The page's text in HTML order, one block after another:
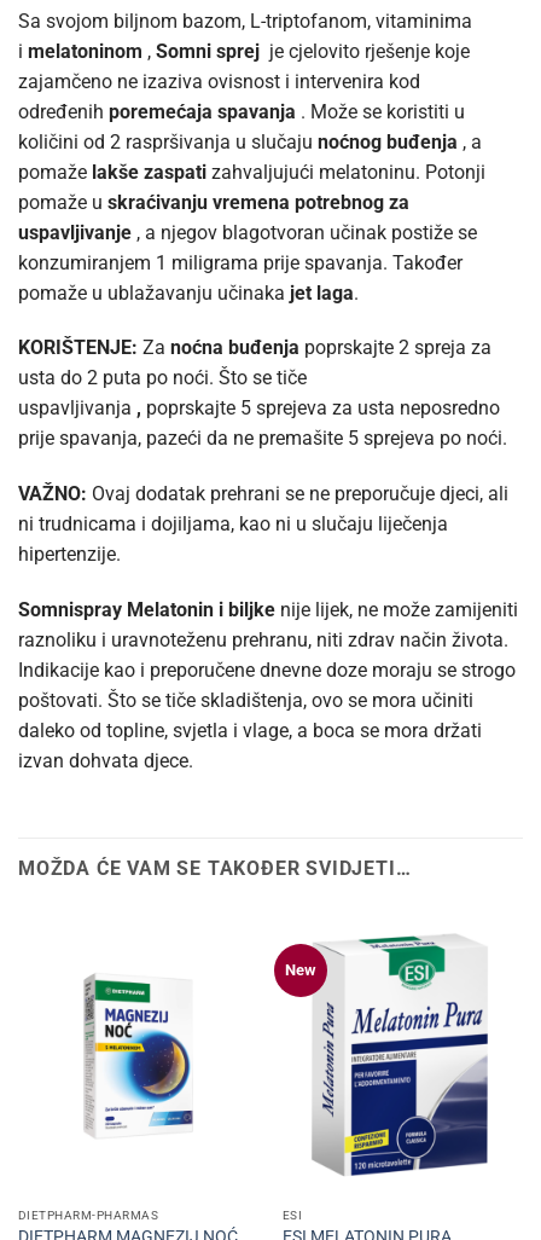
Sa svojom biljnom bazom, L-triptofanom, vitaminima
i melatoninom , Somni sprej je cjelovito rješenje koje
zajamčeno ne izaziva ovisnost i intervenira kod
određenih poremećaja spavanja . Može se koristiti u
količini od 2 raspršivanja u slučaju noćnog buđenja , a
pomaže lakše zaspati zahvaljujući melatoninu. Potonji
pomaže u skraćivanju vremena potrebnog za
uspavljivanje , a njegov blagotvoran učinak postiže se
konzumiranjem 1 miligrama prije spavanja. Također
pomaže u ublažavanju učinaka jet laga.
KORIŠTENJE: Za noćna buđenja poprskajte 2 spreja za
usta do 2 puta po noći. Što se tiče
uspavljivanja , poprskajte 5 sprejeva za usta neposredno
prije spavanja, pazeći da ne premašite 5 sprejeva po noći.
VAŽNO: Ovaj dodatak prehrani se ne preporučuje djeci, ali
ni trudnicama i dojiljama, kao ni u slučaju liječenja
hipertenzije.
Somnispray Melatonin i biljke nije lijek, ne može zamijeniti
raznoliku i uravnoteženu prehranu, niti zdrav način života.
Indikacije kao i preporučene dnevne doze moraju se strogo
poštovati. Što se tiče skladištenja, ovo se mora učiniti
daleko od topline, svjetla i vlage, a boca se mora držati
izvan dohvata djece.
MOŽDA ĆE VAM SE TAKOĐER SVIDJETI…
DIETPHARM-PHARMAS
New
ESI